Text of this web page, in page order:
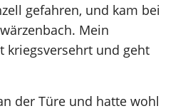
gefahren, und kam bei
Mein
kriegsversehrt und geht
der Türe und hatte wohl